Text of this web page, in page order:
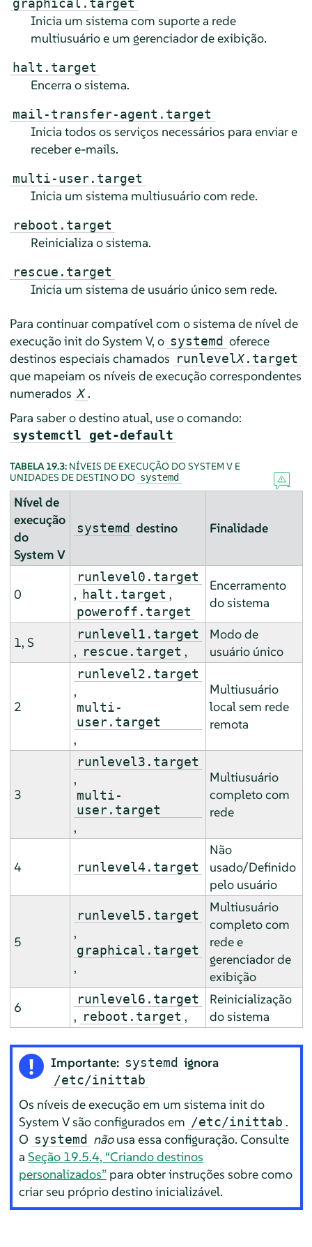
graphical.target
Inicia um sistema com suporte a rede
multiusuário e um gerenciador de exibição.
halt.target
Encerra o sistema.
mail-transfer-agent.target
Inicia todos os serviços necessários para enviar e
receber e-mails.
multi-user.target
Inicia um sistema multiusuário com rede.
reboot.target
Reinicializa o sistema.
rescue.target
Inicia um sistema de usuário único sem rede.
Para continuar compatível com o sistema de nível de
execução init do System V, o systemd oferece
destinos especiais chamados runlevelX.target
que mapeiam os níveis de execução correspondentes
numerados X .
Para saber o destino atual, use o comando:
systemctl get-default
TABELA 19.3: NÍVEIS DE EXECUÇÃO DO SYSTEM V E
UNIDADES DE DESTINO DO systemd
Nível de
execução
do
System V
systemd destino Finalidade
0
runlevel0.target
, halt.target ,
poweroff.target
Encerramento
do sistema
1, S
runlevel1.target
, rescue.target ,
Modo de
usuário único
2
runlevel2.target
,
multi-
user.target
,
Multiusuário
local sem rede
remota
3
runlevel3.target
,
multi-
user.target
,
Multiusuário
completo com
rede
4 runlevel4.target
Não
usado/Definido
pelo usuário
5
runlevel5.target
,
graphical.target
,
Multiusuário
completo com
rede e
gerenciador de
exibição
6
runlevel6.target
, reboot.target ,
Reinicialização
do sistema
Importante: systemd ignora
/etc/inittab
Os níveis de execução em um sistema init do
System V são configurados em /etc/inittab .
O systemd nãousa essa configuração. Consulte
aSeção 19.5.4, “Criando destinos
personalizados” para obter instruções sobre como
criar seu próprio destino inicializável.